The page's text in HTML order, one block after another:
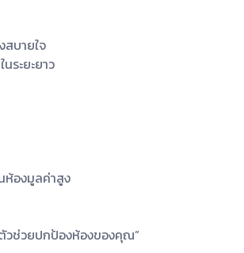
สบายใจ
ระยะยาว
องมูลค่าสูง
วช่วยปกป้องห้องของคุณ”